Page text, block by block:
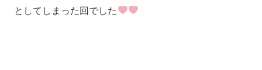
としてしまった回でした